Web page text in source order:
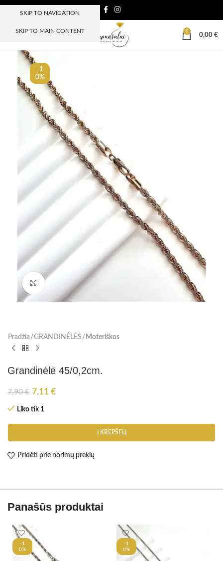
SKIP TO NAVIGATION
SKIP TO MAIN CONTENT
MENIU
0
0,00 €
-1
0%
Paspauskite, kad padidinti
Pradžia GRANDINĖLĖS Moteriškos
Grandinėlė 45/0,2cm.
7,90€ 7,11 €
Liko tik 1
Į KREPŠELĮ
Pridėti prie norimų prekių
Panašūs produktai
-1
0%
-1
0%